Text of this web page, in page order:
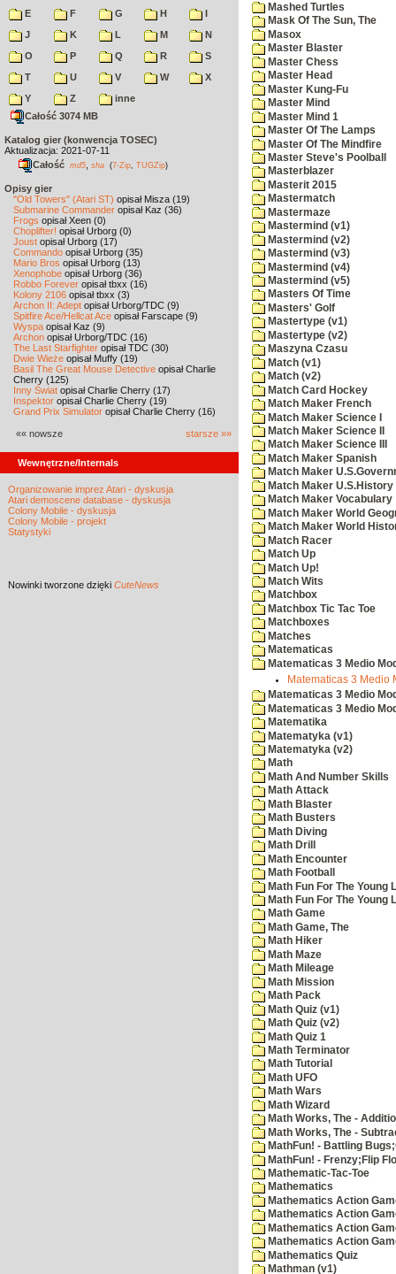
E
F G H
I
J
K L M
N
O
P Q R
S
T
U V W
X
Y
Z
inne
Całość 3074 MB
Katalog gier (konwencja TOSEC)
Aktualizacja: 2021-07-11
Całość md5 sha (7-Zip TUGZip)
Opisy gier
"Old Towers" (Atari ST) opisał Misza (19)
Submarine Commander opisał Kaz (36)
Frogs opisał Xeen (0)
Choplifter! opisał Urborg (0)
Joust opisał Urborg (17)
Commando opisał Urborg (35)
Mario Bros opisał Urborg (13)
Xenophobe opisał Urborg (36)
Robbo Forever opisał tbxx (16)
Kolony 2106 opisał tbxx (3)
Archon II: Adept opisał Urborg/TDC (9)
Spitfire Ace/Hellcat Ace opisał Farscape (9)
Wyspa opisał Kaz (9)
Archon opisał Urborg/TDC (16)
The Last Starfighter opisał TDC (30)
Dwie Wieże opisał Muffy (19)
Basil The Great Mouse Detective opisał Charlie
Cherry (125)
Inny Świat opisał Charlie Cherry (17)
Inspektor opisał Charlie Cherry (19)
Grand Prix Simulator opisał Charlie Cherry (16)
«« nowsze starsze »»
Wewnętrzne/Internals
Organizowanie imprez Atari - dyskusja
Atari demoscene database - dyskusja
Colony Mobile - dyskusja
Colony Mobile - projekt
Statystyki
Nowinki tworzone dzięki CuteNews
Mashed Turtles
Mask Of The Sun, The
Masox
Master Blaster
Master Chess
Master Head
Master Kung-Fu
Master Mind
Master Mind 1
Master Of The Lamps
Master Of The Mindfire
Master Steve's Poolball
Masterblazer
Masterit 2015
Mastermatch
Mastermaze
Mastermind (v1)
Mastermind (v2)
Mastermind (v3)
Mastermind (v4)
Mastermind (v5)
Masters Of Time
Masters' Golf
Mastertype (v1)
Mastertype (v2)
Maszyna Czasu
Match (v1)
Match (v2)
Match Card Hockey
Match Maker French
Match Maker Science I
Match Maker Science II
Match Maker Science III
Match Maker Spanish
Match Maker
Match Maker U.S.History
Match Maker Vocabulary
Match Maker World
Match Maker World
Match Racer
Match Up
Match Up!
Match Wits
Matchbox
Matchbox Tic Tac Toe
Matchboxes
Matches
Matematicas
Matematicas 3 Medio
Matematicas 3 Medio
Matematicas 3 Medio
Matematicas 3 Medio
Matematika
Matematyka (v1)
Matematyka (v2)
Math
Math And Number Skills
Math Attack
Math Blaster
Math Busters
Math Diving
Math Drill
Math Encounter
Math Football
Math Fun For The Young
Math Fun For The Young
Math Game
Math Game, The
Math Hiker
Math Maze
Math Mileage
Math Mission
Math Pack
Math Quiz (v1)
Math Quiz (v2)
Math Quiz 1
Math Terminator
Math Tutorial
Math UFO
Math Wars
Math Wizard
Math Works, The -
Math Works, The -
MathFun! - Battling
MathFun! - Frenzy;Flip
Mathematic-Tac-Toe
Mathematics
Mathematics Action
Mathematics Action
Mathematics Action
Mathematics Action
Mathematics Quiz
Mathman (v1)